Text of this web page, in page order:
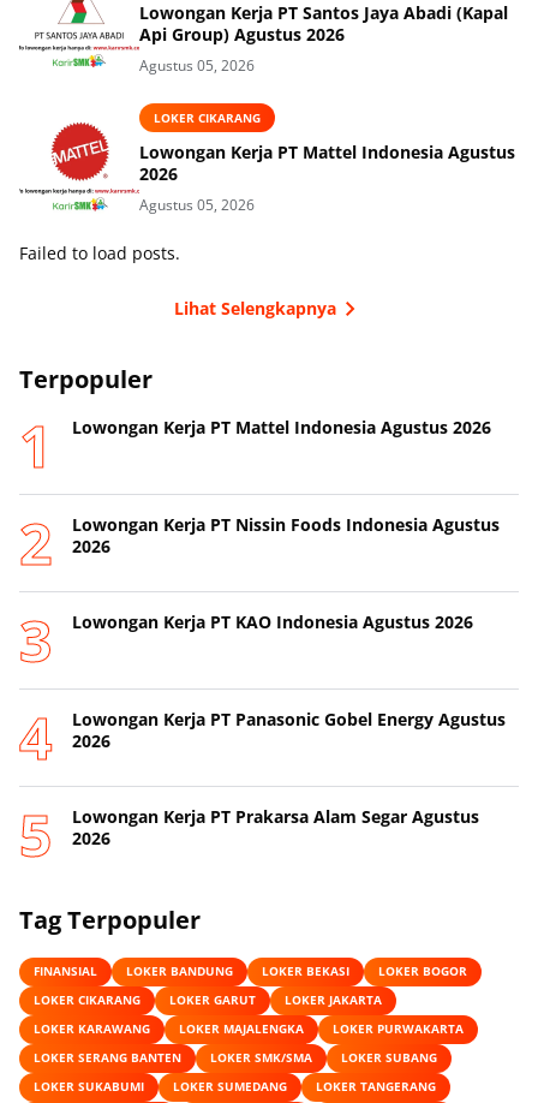
Lowongan Kerja PT Santos Jaya Abadi (Kapal
Api Group) Agustus 2026
Agustus 05, 2026
LOKER CIKARANG
Lowongan Kerja PT Mattel Indonesia Agustus
2026
Agustus 05, 2026
Failed to load posts.
Lihat Selengkapnya
Terpopuler
Lowongan Kerja PT Mattel Indonesia Agustus 2026
Lowongan Kerja PT Nissin Foods Indonesia Agustus
2026
Lowongan Kerja PT KAO Indonesia Agustus 2026
Lowongan Kerja PT Panasonic Gobel Energy Agustus
2026
Lowongan Kerja PT Prakarsa Alam Segar Agustus
2026
Tag Terpopuler
FINANSIAL LOKER BANDUNG LOKER BEKASI
LOKER BOGOR
LOKER CIKARANG
LOKER GARUT
LOKER JAKARTA
LOKER KARAWANG
LOKER MAJALENGKA
LOKER PURWAKARTA
LOKER SERANG BANTEN
LOKER SMK/SMA
LOKER SUBANG
LOKER SUKABUMI
LOKER SUMEDANG LOKER TANGERANG